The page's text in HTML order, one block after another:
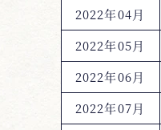
2022年04月
2022年05月
2022年06月
2022年07月